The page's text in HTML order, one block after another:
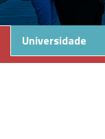
Universidade